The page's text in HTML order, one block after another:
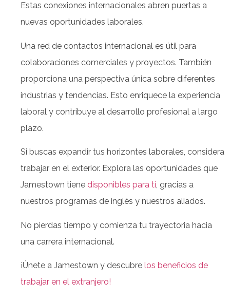
Estas conexiones internacionales abren puertas a
nuevas oportunidades laborales.
Una red de contactos internacional es útil para
colaboraciones comerciales y proyectos. También
proporciona una perspectiva única sobre diferentes
industrias y tendencias. Esto enriquece la experiencia
laboral y contribuye al desarrollo profesional a largo
plazo.
Si buscas expandir tus horizontes laborales, considera
trabajar en el exterior. Explora las oportunidades que
Jamestown tiene disponibles para ti, gracias a
nuestros programas de inglés y nuestros aliados.
No pierdas tiempo y comienza tu trayectoria hacia
una carrera internacional.
¡Únete a Jamestown y descubre los beneficios de
trabajar en el extranjero!